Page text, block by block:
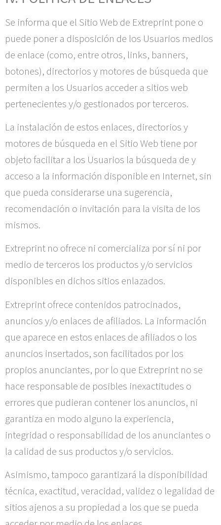
Se informa que el Sitio Web de Extreprint pone o
puede poner a disposición de los Usuarios medios
de enlace (como, entre otros, links, banners,
botones), directorios y motores de búsqueda que
permiten a los Usuarios acceder a sitios web
pertenecientes y/o gestionados por terceros.
La instalación de estos enlaces, directorios y
motores de búsqueda en el Sitio Web tiene por
objeto facilitar a los Usuarios la búsqueda de y
acceso a la información disponible en Internet, sin
que pueda considerarse una sugerencia,
recomendación o invitación para la visita de los
mismos.
Extreprint no ofrece ni comercializa por sí ni por
medio de terceros los productos y/o servicios
disponibles en dichos sitios enlazados.
Extreprintofrece contenidos patrocinados,
anuncios y/o enlaces de afiliados. La información
que aparece en estos enlaces de afiliados o los
anuncios insertados, son facilitados por los
propios anunciantes, por lo que Extreprint no se
hace responsable de posibles inexactitudes o
errores que pudieran contener los anuncios, ni
garantiza en modo alguno la experiencia,
integridad o responsabilidad de los anunciantes o
la calidad de sus productos y/o servicios.
Asimismo, tampoco garantizará la disponibilidad
técnica, exactitud, veracidad, validez o legalidad de
sitios ajenos a su propiedad a los que se pueda